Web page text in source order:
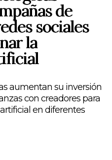
de
sociales
la
aumentan su inversión
con creadores para
en diferentes